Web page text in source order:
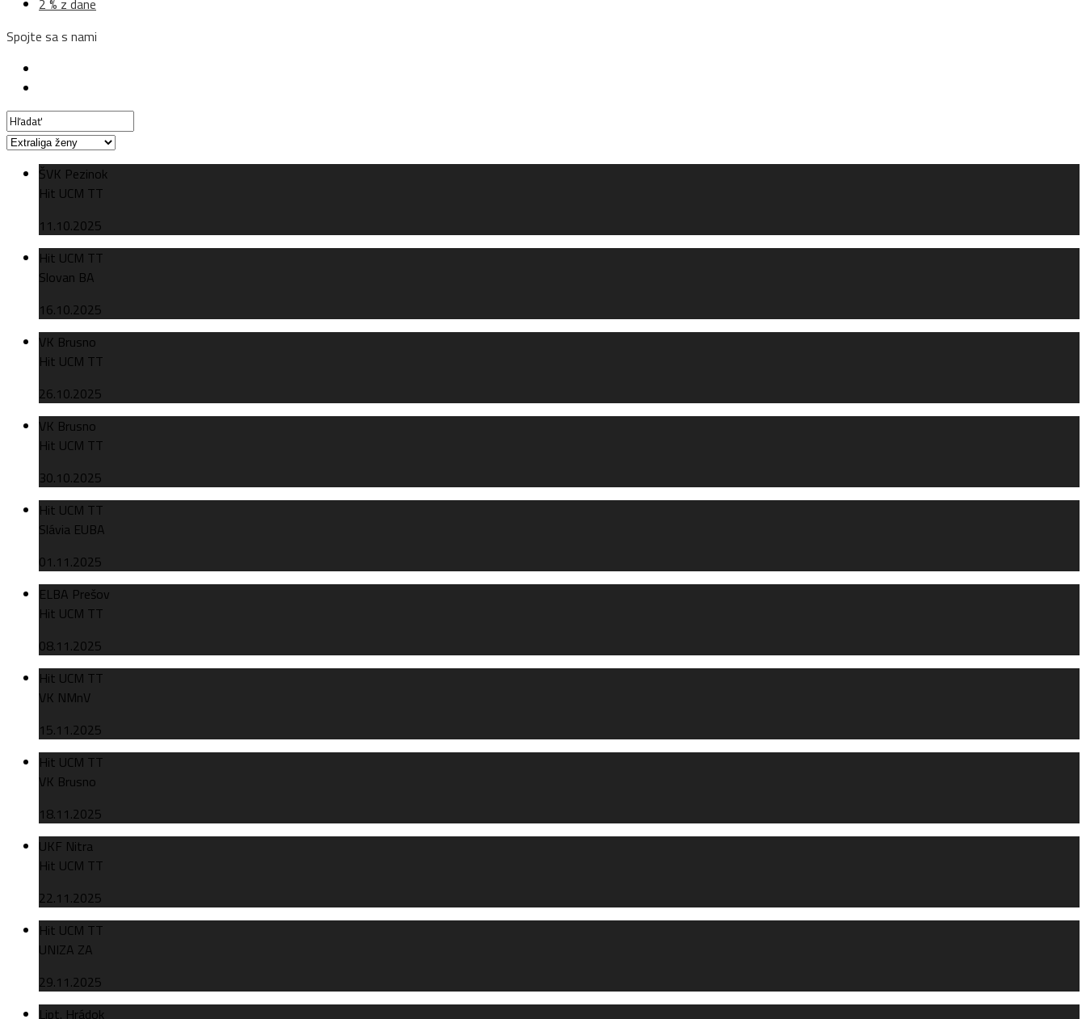
Spojte sa s nami
ŠVK Pezinok
Hit UCM TT
11.10.2025
Hit UCM TT
Slovan BA
16.10.2025
VK Brusno
Hit UCM TT
26.10.2025
VK Brusno
Hit UCM TT
30.10.2025
Hit UCM TT
Slávia EUBA
01.11.2025
ELBA Prešov
Hit UCM TT
08.11.2025
Hit UCM TT
VK NMnV
15.11.2025
Hit UCM TT
VK Brusno
18.11.2025
UKF Nitra
Hit UCM TT
22.11.2025
Hit UCM TT
UNIZA ZA
29.11.2025
Lipt. Hrádok